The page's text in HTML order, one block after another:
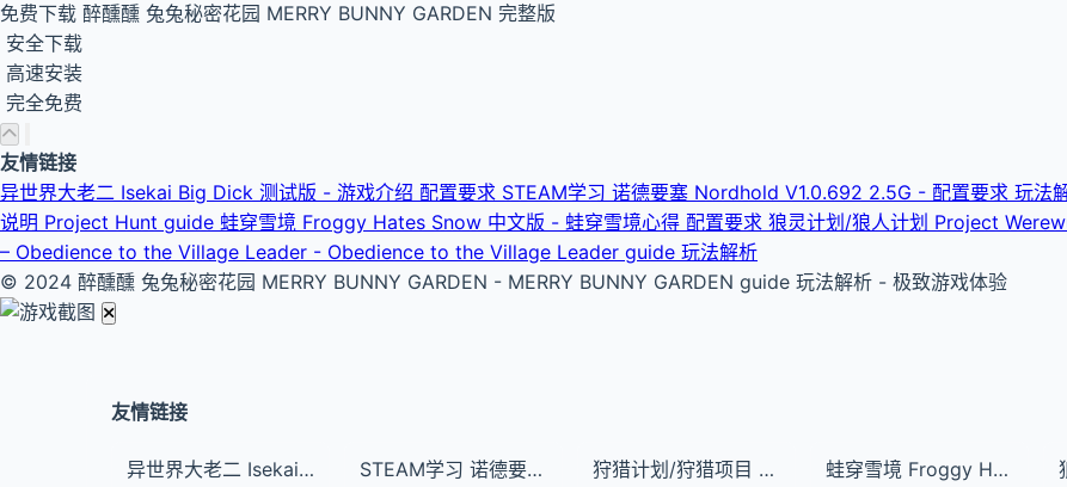
免费下载 醉醺醺 兔兔秘密花园 MERRY BUNNY GARDEN 完整版
安全下载
高速安装
完全免费
友情链接
异世界大老二 Isekai Big Dick 测试版 - 游戏介绍 配置要求 STEAM学习 诺德要塞 Nordhold V1.0.692 2.5G - 配置要求 玩法
说明 Project Hunt guide 蛙穿雪境 Froggy Hates Snow 中文版 - 蛙穿雪境心得 配置要求 狼灵计划/狼人计划 Project
– Obedience to the Village Leader - Obedience to the Village Leader guide 玩法解析
© 2024 醉醺醺 兔兔秘密花园 MERRY BUNNY GARDEN - MERRY BUNNY GARDEN guide 玩法解析 - 极致游戏体验
友情链接
异世界大老二 Isekai Big Dick 测试版 - 游戏介绍 配置要求 STEAM学习 诺德要塞 Nordhold V1.0.692 2.5G - 配置要求 玩法解析 狩猎计划/狩猎项目 Project Hunt 含孤星DLC 中文版 - 版本说明 Project Hunt guide 蛙穿雪境 Froggy Hates Snow 中文版 - 蛙穿雪境心得 配置要求